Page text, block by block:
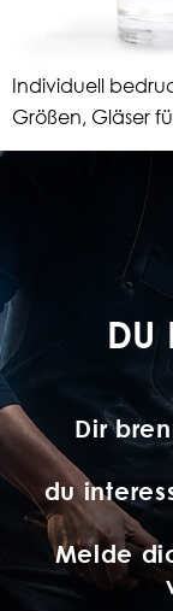
Individuell
Größen, Gläser
DU
Dir
du
Melde